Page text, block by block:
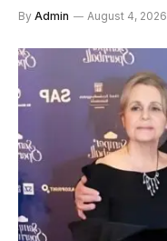
By Admin August 4, 2026